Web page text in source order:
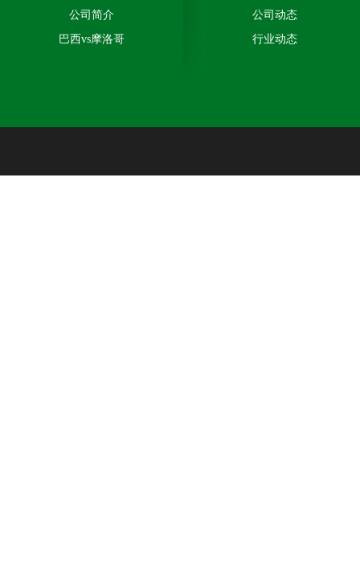
公司简介
巴西vs摩洛哥
公司动态
行业动态